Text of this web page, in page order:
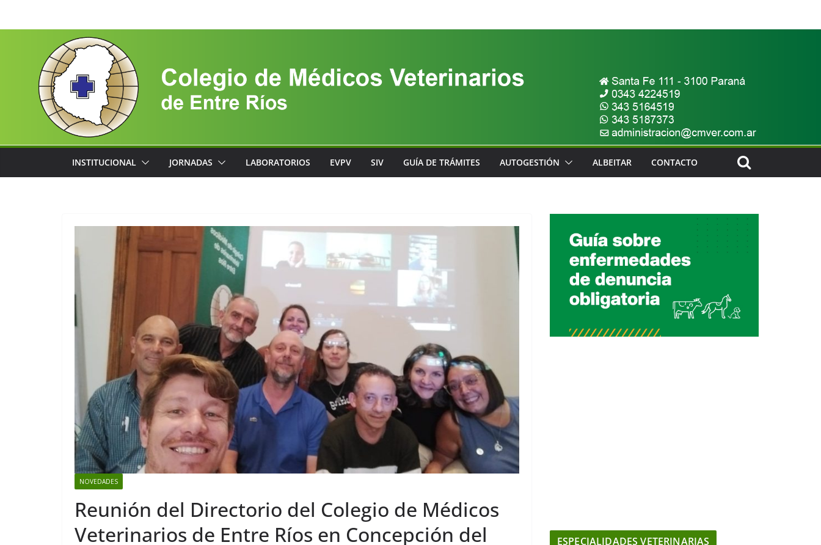
INSTITUCIONAL JORNADAS LABORATORIOS EVPV SIV GUÍA DE TRÁMITES AUTOGESTIÓN ALBEITAR CONTACTO
NOVEDADES
Reunión del Directorio del Colegio de Médicos
Veterinarios de Entre Ríos en Concepción del
ESPECIALIDADES VETERINARIAS